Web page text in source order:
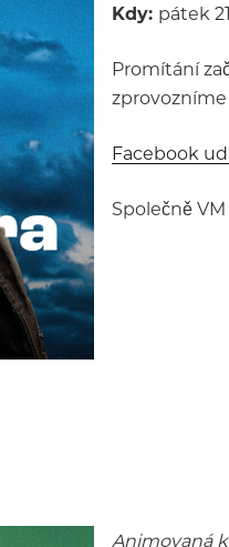
Kdy: pátek
Promítání
zprovozníme
Facebook
Společně VM
Animovaná